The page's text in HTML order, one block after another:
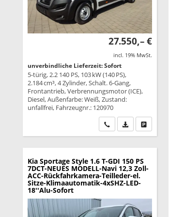
27.550,– €
incl. 19% MwSt.
unverbindliche Lieferzeit: Sofort
5-türig, 2.2 140 PS, 103 kW (140 PS),
2.184 cm³, 4 Zylinder, Schalt. 6-Gang,
Frontantrieb, Verbrennungsmotor (ICE),
Diesel, Außenfarbe: Weiß, Zustand:
unfallfrei, Fahrzeugnr.: 120970
Wir rufen Sie an
PDF-Datei,Drucken,
Kia Sportage Style 1.6 T-GDI 150 PS
7DCT-NEUES MODELL-Navi 12,3 Zoll-
ACC-Rückfahrkamera-Teilleder-el.
Sitze-Klimaautomatik-4xSHZ-LED-
18''Alu-Sofort